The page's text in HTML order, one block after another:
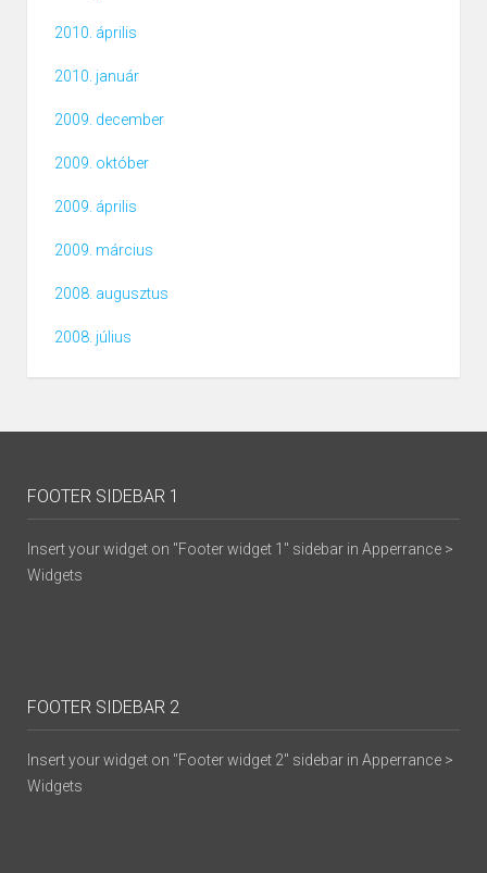
2010. április
2010. január
2009. december
2009. október
2009. április
2009. március
2008. augusztus
2008. július
FOOTER SIDEBAR 1
Insert your widget on "Footer widget 1" sidebar in Apperrance >
Widgets
FOOTER SIDEBAR 2
Insert your widget on "Footer widget 2" sidebar in Apperrance >
Widgets